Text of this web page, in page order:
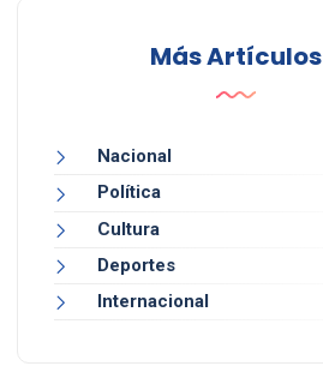
Más Artículos
Nacional
Política
Cultura
Deportes
Internacional